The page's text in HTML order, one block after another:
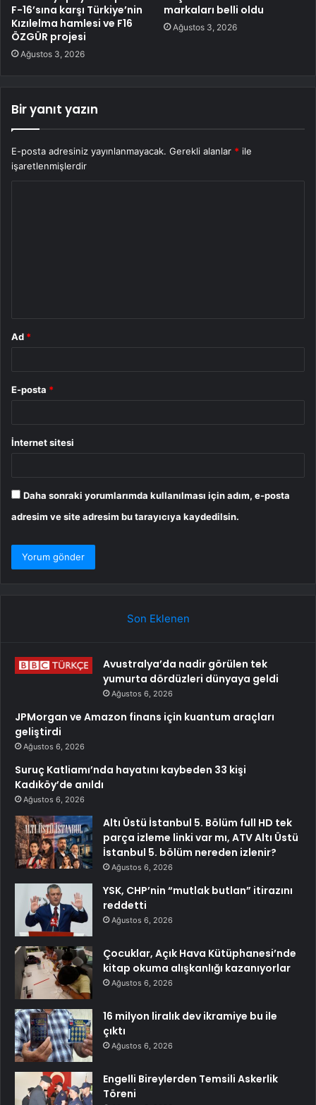
F-16’sına karşı Türkiye’nin
Kızılelma hamlesi ve F16
ÖZGÜR projesi
Ağustos 3, 2026
markaları belli oldu
Ağustos 3, 2026
Bir yanıt yazın
E-posta adresiniz yayınlanmayacak. Gerekli alanlar * ile
işaretlenmişlerdir
Ad *
E-posta *
İnternet sitesi
Daha sonraki yorumlarımda kullanılması için adım, e-posta
adresim ve site adresim bu tarayıcıya kaydedilsin.
Son Eklenen
Avustralya’da nadir görülen tek
yumurta dördüzleri dünyaya geldi
Ağustos 6, 2026
JPMorgan ve Amazon finans için kuantum araçları
geliştirdi
Ağustos 6, 2026
Suruç Katliamı’nda hayatını kaybeden 33 kişi
Kadıköy’de anıldı
Ağustos 6, 2026
Altı Üstü İstanbul 5. Bölüm full HD tek
parça izleme linki var mı, ATV Altı Üstü
İstanbul 5. bölüm nereden izlenir?
Ağustos 6, 2026
YSK, CHP’nin “mutlak butlan” itirazını
reddetti
Ağustos 6, 2026
Çocuklar, Açık Hava Kütüphanesi’nde
kitap okuma alışkanlığı kazanıyorlar
Ağustos 6, 2026
16 milyon liralık dev ikramiye bu ile
çıktı
Ağustos 6, 2026
Engelli Bireylerden Temsili Askerlik
Töreni